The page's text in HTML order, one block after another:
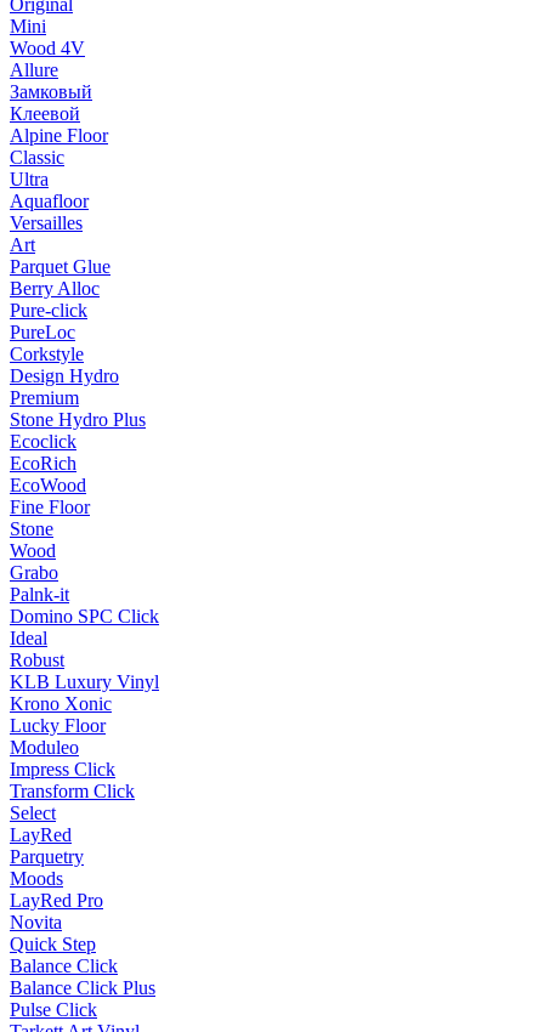
Original
Mini
Wood 4V
Allure
Замковый
Клеевой
Alpine Floor
Classic
Ultra
Aquafloor
Versailles
Art
Parquet Glue
Berry Alloc
Pure-click
PureLoc
Corkstyle
Design Hydro
Premium
Stone Hydro Plus
Ecoclick
EcoRich
EcoWood
Fine Floor
Stone
Wood
Grabo
Palnk-it
Domino SPC Click
Ideal
Robust
KLB Luxury Vinyl
Krono Xonic
Lucky Floor
Moduleo
Impress Click
Transform Click
Select
LayRed
Parquetry
Moods
LayRed Pro
Novita
Quick Step
Balance Click
Balance Click Plus
Pulse Click